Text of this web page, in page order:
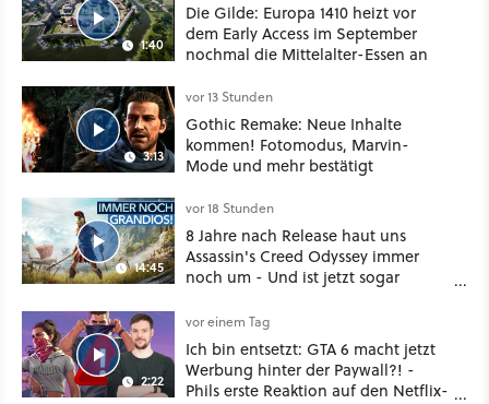
1:40
Die Gilde: Europa 1410 heizt vor
dem Early Access im September
nochmal die Mittelalter-Essen an
3:13
vor 13 Stunden
Gothic Remake: Neue Inhalte
kommen! Fotomodus, Marvin-
Mode und mehr bestätigt
14:45
vor 18 Stunden
8 Jahre nach Release haut uns
Assassin's Creed Odyssey immer
noch um - Und ist jetzt sogar
2:22
vor einem Tag
Ich bin entsetzt: GTA 6 macht jetzt
Werbung hinter der Paywall?! -
Phils erste Reaktion auf den Netflix-